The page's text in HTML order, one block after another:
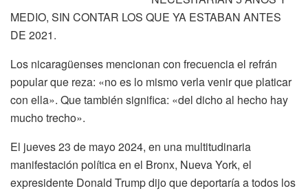
MEDIO, SIN CONTAR LOS QUE YA ESTABAN ANTES
DE 2021.
Los nicaragüenses mencionan con frecuencia el refrán
popular que reza: «no es lo mismo verla venir que platicar
con ella». Que también significa: «del dicho al hecho hay
mucho trecho».
El jueves 23 de mayo 2024, en una multitudinaria
manifestación política en el Bronx, Nueva York, el
expresidente Donald Trump dijo que deportaría a todos los